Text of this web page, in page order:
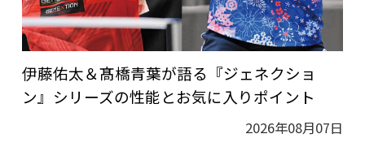
伊藤佑太＆髙橋青葉が語る『ジェネクショ
ン』シリーズの性能とお気に入りポイント
2026年08月07日